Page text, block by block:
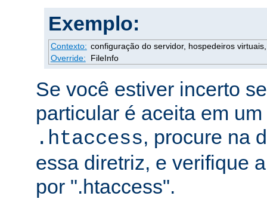
Exemplo:
Contexto: configuração do servidor, hospedeiros
Override:
FileInfo
Se você estiver incerto
particular é aceita em
.htaccess, procure na
essa diretriz, e verifique
por ".htaccess".